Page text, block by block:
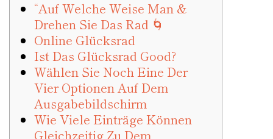
“Auf Welche Weise Man &
Drehen Sie Das Rad 🌀
Online Glücksrad
Ist Das Glücksrad Good?
Wählen Sie Noch Eine Der
Vier Optionen Auf Dem
Ausgabebildschirm
Wie Viele Einträge Können
Gleichzeitig Zu Dem